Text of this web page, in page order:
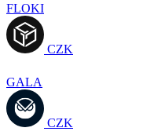
FLOKI
CZK
GALA
CZK